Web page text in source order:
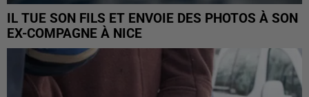
IL TUE SON FILS ET ENVOIE DES PHOTOS À SON
EX-COMPAGNE À NICE